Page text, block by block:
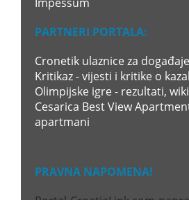
PARTNERI PORTALA:
Cronetik ulaznice za događaje
Kritikaz - vijesti i kritike o
Olimpijske igre - rezultati, wiki
Cesarica Best View
apartmani
PRAVNA NAPOMENA!